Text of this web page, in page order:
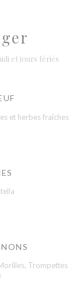
et jours fériés
et herbes fraîches
Trompettes